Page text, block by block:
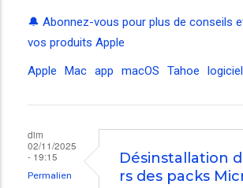
🔔 Abonnez-vous pour plus de conseils
vos produits Apple
Apple
Mac app macOS Tahoe logiciel
dim
02/11/2025
- 19:15
Permalien
Désinstallation
rs des packs